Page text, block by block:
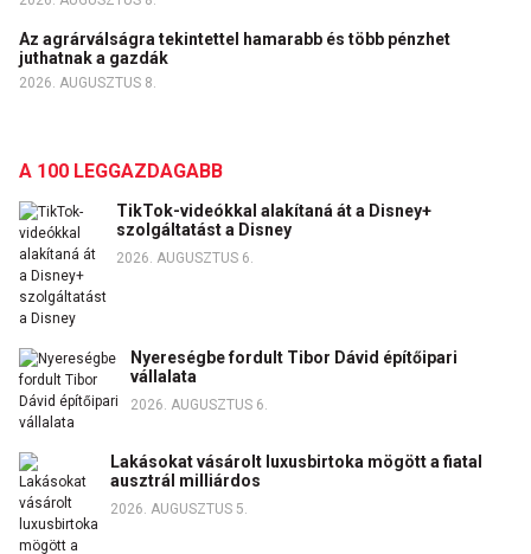
Az agrárválságra tekintettel hamarabb és több pénzhet
juthatnak a gazdák
2026. AUGUSZTUS 8.
A 100 LEGGAZDAGABB
TikTok-videókkal alakítaná át a Disney+
szolgáltatást a Disney
2026. AUGUSZTUS 6.
Nyereségbe fordult Tibor Dávid építőipari
vállalata
2026. AUGUSZTUS 6.
Lakásokat vásárolt luxusbirtoka mögött a fiatal
ausztrál milliárdos
2026. AUGUSZTUS 5.